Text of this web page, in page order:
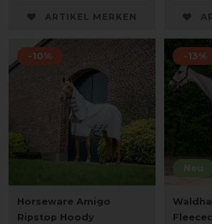
ARTIKEL MERKEN
-10%
Horseware Amigo
Ripstop Hoody
Neu
-13%